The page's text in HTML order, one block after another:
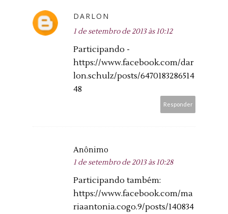
DARLON
1 de setembro de 2013 às 10:12
Participando -
https://www.facebook.com/dar
lon.schulz/posts/6470183286514
48
Responder
Anônimo
1 de setembro de 2013 às 10:28
Participando também:
https://www.facebook.com/ma
riaantonia.cogo.9/posts/140834